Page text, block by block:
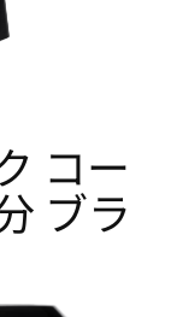
コー
ブラ